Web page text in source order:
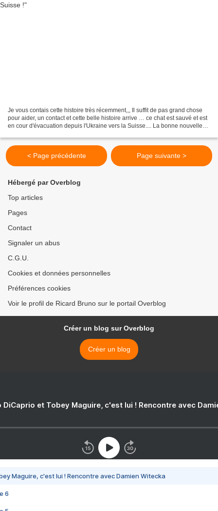
Je vous contais cette histoire très récemment,,, Il suffit de pas grand chose
pour aider, un contact et cette belle histoire arrive … ce chat est sauvé et est
en cour d'évacuation depuis l'Ukraine vers la Suisse.... La bonne nouvelle
< Page précédente Page suivante >
Hébergé par Overblog
Top articles
Pages
Contact
Signaler un abus
C.G.U.
Cookies et données personnelles
Préférences cookies
Voir le profil de Ricard Bruno sur le portail Overblog
Créer un blog sur Overblog
Créer un blog
DiCaprio et Tobey Maguire, c'est lui ! Rencontre avec
Maguire, c'est lui ! Rencontre avec Damien Witecka
6